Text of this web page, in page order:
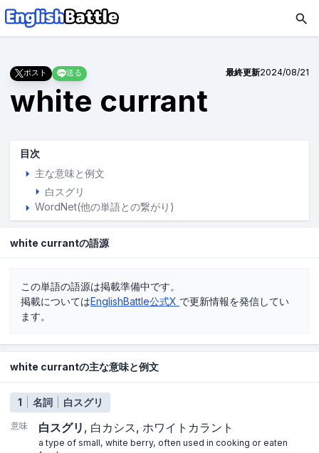
ポスト 送る 最終更新2024/08/21
white currant
目次
主な意味と例文
白スグリ
WordNet(他の単語との繋がり)
white currantの語源
この単語の語源は掲載準備中です。
掲載についてはEnglishBattle公式X で更新情報を発信してい
ます。
white currantの主な意味と例文
1 名詞 白スグリ
意味 白スグリ 白カシス ホワイトカラント
a type of small, white berry, often used in cooking or eaten